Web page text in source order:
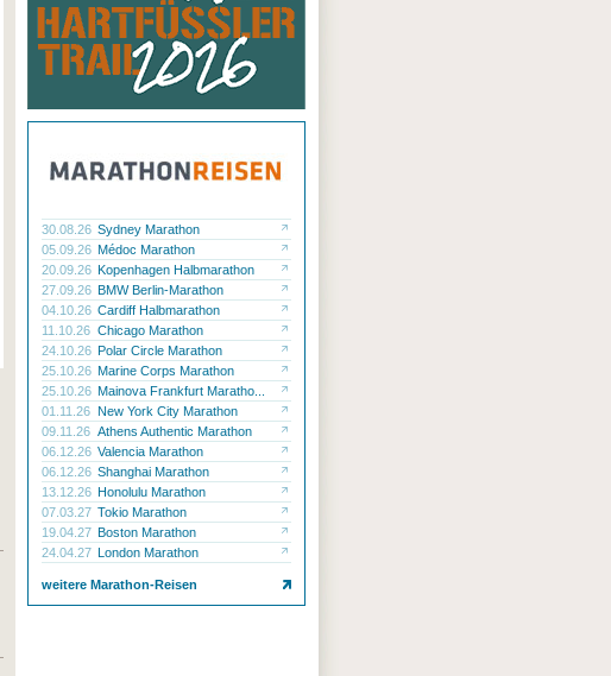
30.08.26 Sydney Marathon
05.09.26 Médoc Marathon
20.09.26 Kopenhagen Halbmarathon
27.09.26 BMW Berlin-Marathon
04.10.26 Cardiff Halbmarathon
11.10.26 Chicago Marathon
24.10.26 Polar Circle Marathon
25.10.26 Marine Corps Marathon
25.10.26 Mainova Frankfurt Maratho...
01.11.26 New York City Marathon
09.11.26 Athens Authentic Marathon
06.12.26 Valencia Marathon
06.12.26 Shanghai Marathon
13.12.26 Honolulu Marathon
07.03.27 Tokio Marathon
19.04.27 Boston Marathon
24.04.27 London Marathon
weitere Marathon-Reisen